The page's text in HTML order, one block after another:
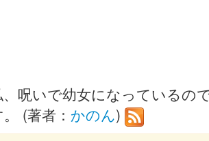
呪いで幼女になっているの
(著者： かのん)